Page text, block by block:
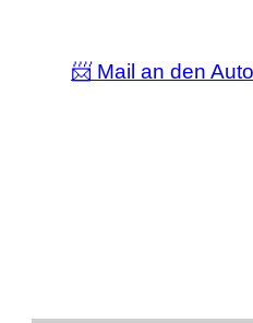
📨 Mail an den